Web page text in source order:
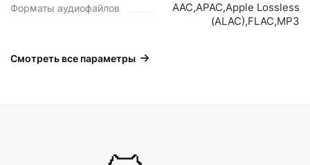
Форматы аудиофайлов
AAC,APAC,Apple Lossless
(ALAC),FLAC,MP3
Смотреть все параметры